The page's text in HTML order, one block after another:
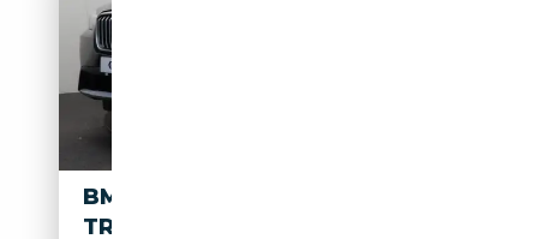
BMW X3 30E HYBRID-
TREKHAAK - PARK ASSIST -